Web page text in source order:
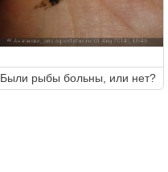
Были рыбы больны, или нет?